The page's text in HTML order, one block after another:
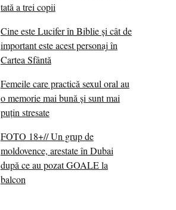
tată a trei copii
Cine este Lucifer în Biblie și cât de
important este acest personaj în
Cartea Sfântă
Femeile care practică sexul oral au
o memorie mai bună și sunt mai
puțin stresate
FOTO 18+// Un grup de
moldovence, arestate în Dubai
după ce au pozat GOALE la
balcon